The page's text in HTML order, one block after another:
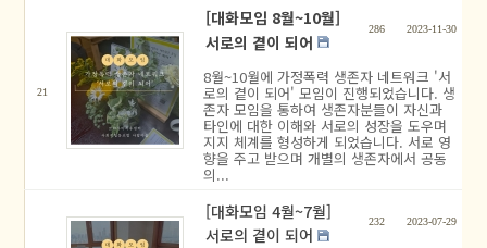
21
[대화모임 8월~10월]
서로의 곁이 되어
286 2023-11-30
8월~10월에 가정폭력 생존자 네트워크 '서
로의 곁이 되어' 모임이 진행되었습니다. 생
존자 모임을 통하여 생존자분들이 자신과
타인에 대한 이해와 서로의 성장을 도우며
지지 체계를 형성하게 되었습니다. 서로 영
향을 주고 받으며 개별의 생존자에서 공동
의...
[대화모임 4월~7월]
서로의 곁이 되어
232 2023-07-29